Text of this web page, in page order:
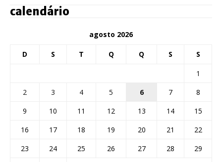
calendário
agosto 2026
D S T Q Q S S
1
2
3 4 5 6 7
8
9
10 11 12 13 14
15
16
17 18 19 20 21
22
23
24 25 26 27 28
29